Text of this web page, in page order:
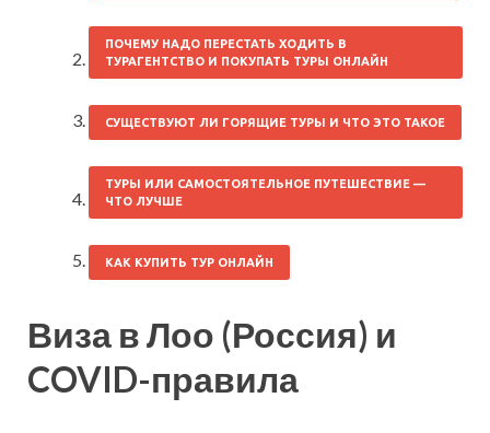
ПОЧЕМУ НАДО ПЕРЕСТАТЬ ХОДИТЬ В
ТУРАГЕНТСТВО И ПОКУПАТЬ ТУРЫ ОНЛАЙН
СУЩЕСТВУЮТ ЛИ ГОРЯЩИЕ ТУРЫ И ЧТО ЭТО ТАКОЕ
ТУРЫ ИЛИ САМОСТОЯТЕЛЬНОЕ ПУТЕШЕСТВИЕ —
ЧТО ЛУЧШЕ
КАК КУПИТЬ ТУР ОНЛАЙН
Виза в Лоо (Россия) и
COVID-правила